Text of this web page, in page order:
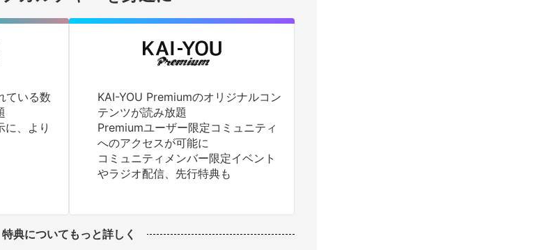
ている数
に、より
KAI-YOU Premiumのオリジナルコン
テンツが読み放題
Premiumユーザー限定コミュニティ
へのアクセスが可能に
コミュニティメンバー限定イベント
やラジオ配信、先行特典も
特典についてもっと詳しく